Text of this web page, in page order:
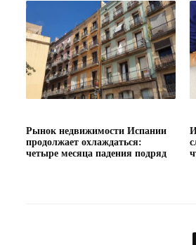
Рынок недвижимости Испании
продолжает охлаждаться:
четыре месяца падения подряд